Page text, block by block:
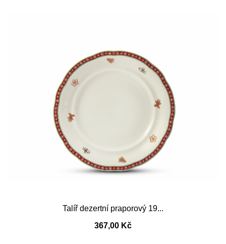
Talíř dezertní praporový 19...
367,00 Kč